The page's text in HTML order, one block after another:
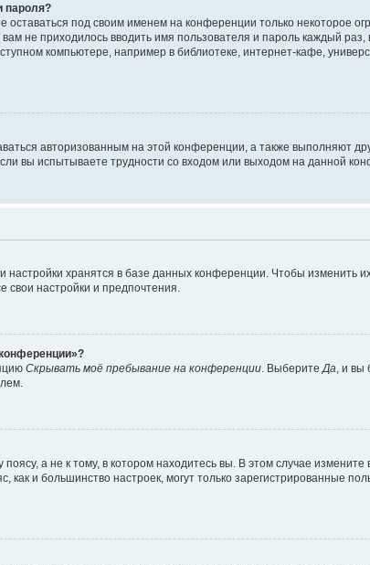
пароля?
оставаться под своим именем на конференции только некоторое
не приходилось вводить имя пользователя и пароль каждый
компьютере, например в библиотеке, интернет-кафе,
авторизованным на этой конференции, а также выполняют
вы испытываете трудности со входом или выходом на данной
хранятся в базе данных конференции. Чтобы изменить
свои настройки и предпочтения.
Скрывать моё пребывание на конференции . Выберите Да , и
а не к тому, в котором находитесь вы. В этом случае
как и большинство настроек, могут только зарегистрированные